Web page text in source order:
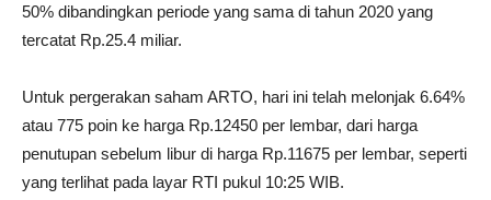
50% dibandingkan periode yang sama di tahun 2020 yang
tercatat Rp.25.4 miliar.
Untuk pergerakan saham ARTO, hari ini telah melonjak 6.64%
atau 775 poin ke harga Rp.12450 per lembar, dari harga
penutupan sebelum libur di harga Rp.11675 per lembar, seperti
yang terlihat pada layar RTI pukul 10:25 WIB.